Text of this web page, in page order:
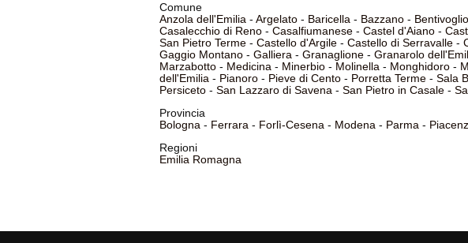
Comune
Anzola dell'Emilia- Argelato- Baricella- Bazzano- Bentivoglio
Casalecchio di Reno- Casalfiumanese- Castel d'Aiano-
San Pietro Terme- Castello d'Argile- Castello di Serravalle-
Gaggio Montano- Galliera- Granaglione- Granarolo
Marzabotto- Medicina- Minerbio- Molinella- Monghidoro-
dell'Emilia- Pianoro- Pieve di Cento- Porretta Terme- Sala
Persiceto- San Lazzaro di Savena- San Pietro in Casale-
Provincia
Bologna- Ferrara- Forlì-Cesena- Modena- Parma-
Regioni
Emilia Romagna